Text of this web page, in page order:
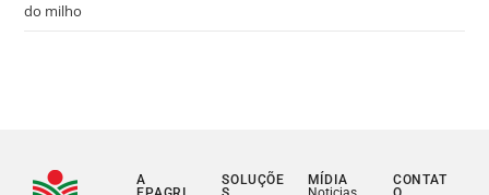
do milho
A
SOLUÇÕE
MÍDIA
CONTAT